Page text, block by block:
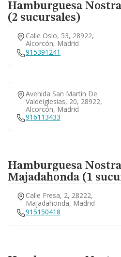
Avenida Del Manzanares,
914753610
Paseo Castellana, 257, 28046,
Madrid, Madrid
913788807
Hamburguesa
(2 sucursales)
Calle Oslo, 53, 28922,
Alcorcón, Madrid
915391241
Avenida San Martin De
Valdeiglesias, 20, 28922,
Alcorcón, Madrid
916113433
Hamburguesa
Majadahonda (1
Calle Fresa, 2, 28222,
Majadahonda, Madrid
915150418